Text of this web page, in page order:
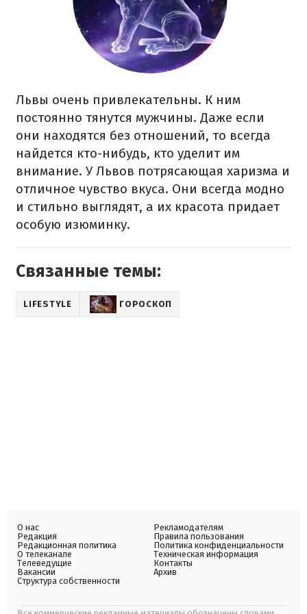
Львы очень привлекательны. К ним
постоянно тянутся мужчины. Даже если
они находятся без отношений, то всегда
найдется кто-нибудь, кто уделит им
внимание. У Львов потрясающая харизма и
отличное чувство вкуса. Они всегда модно
и стильно выглядят, а их красота придает
особую изюминку.
Связанные темы:
LIFESTYLE ГОРОСКОП
О нас
Редакция
Редакционная политика
О телеканале
Телеведущие
Вакансии
Структура собственности
Рекламодателям
Правила пользования
Политика конфиденциальности
Техническая информация
Контакты
Архив